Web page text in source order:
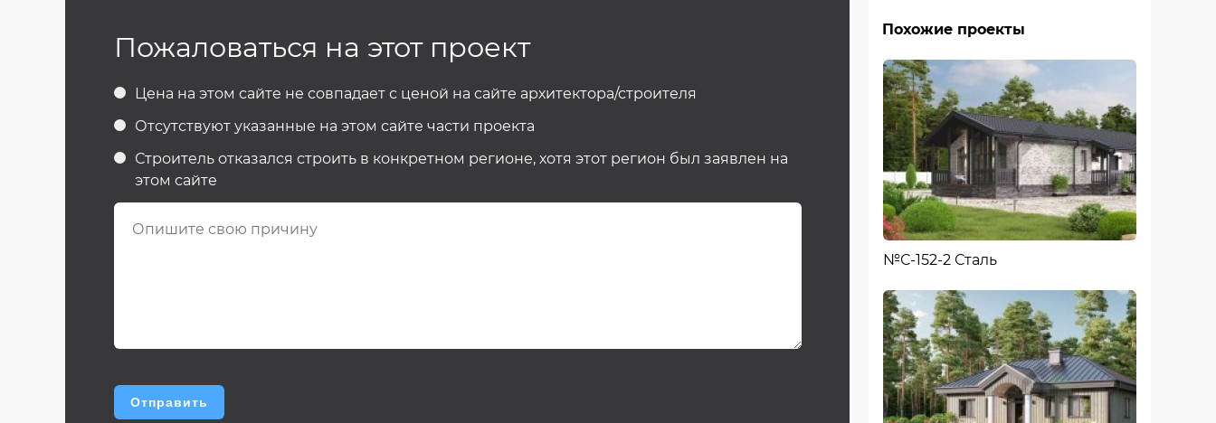
Пожаловаться на этот проект
Цена на этом сайте не совпадает с ценой на сайте архитектора/строителя
Отсутствуют указанные на этом сайте части проекта
Строитель отказался строить в конкретном регионе, хотя этот регион был заявлен на
этом сайте
Похожие проекты
№С-152-2 Сталь